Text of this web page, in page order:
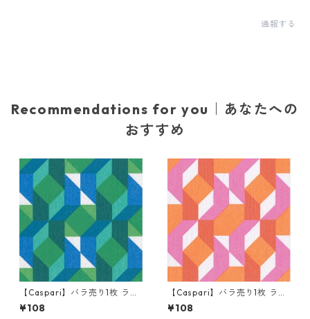
通報する
Recommendations for you｜あなたへの
おすすめ
【Caspari】バラ売り1枚 ラン
チサイズ ペーパーナプキン C
OLOR THEORY ブルー
¥108
【Caspari】バラ売り1枚 ラン
チサイズ ペーパーナプキン C
OLOR THEORY ピンク
¥108